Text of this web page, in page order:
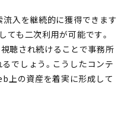
入を継続的に獲得できます
ても二次利用が可能です。
聴され続けることで事務所
でしょう。こうしたコンテ
上の資産を着実に形成して